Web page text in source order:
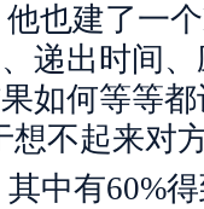
也建了一
递出时间
如何等等
想不起来对
中有60%